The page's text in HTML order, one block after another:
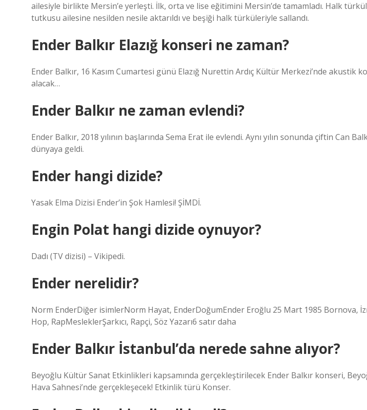
ailesiyle birlikte Mersin’e yerleşti. İlk, orta ve lise eğitimini Mersin’de tamamladı. Halk
tutkusu ailesine nesilden nesile aktarıldı ve beşiği halk türküleriyle sallandı.
Ender Balkır Elazığ konseri ne zaman?
Ender Balkır, 16 Kasım Cumartesi günü Elazığ Nurettin Ardıç Kültür Merkezi’nde akustik
alacak…
Ender Balkır ne zaman evlendi?
Ender Balkır, 2018 yılının başlarında Sema Erat ile evlendi. Aynı yılın sonunda çiftin Can
dünyaya geldi.
Ender hangi dizide?
Yasak Elma Dizisi Ender’in Şok Hamlesi! ŞİMDİ.
Engin Polat hangi dizide oynuyor?
Dadı (TV dizisi) – Vikipedi.
Ender nerelidir?
Norm EnderDiğer isimlerNorm Hayat, EnderDoğumEnder Eroğlu 25 Mart 1985 Bornova,
Hop, RapMesleklerŞarkıcı, Rapçi, Söz Yazarı6 satır daha
Ender Balkır İstanbul’da nerede sahne alıyor?
Beyoğlu Kültür Sanat Etkinlikleri kapsamında gerçekleştirilecek Ender Balkır konseri,
Hava Sahnesi’nde gerçekleşecek! Etkinlik türü Konser.